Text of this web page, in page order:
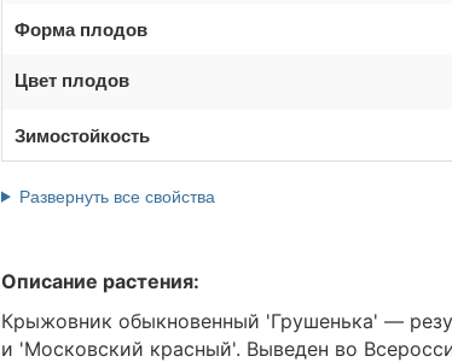
Форма плодов
Цвет плодов
Зимостойкость
Развернуть все свойства
Описание растения:
Крыжовник обыкновенный 'Грушенька' —
и 'Московский красный'. Выведен во